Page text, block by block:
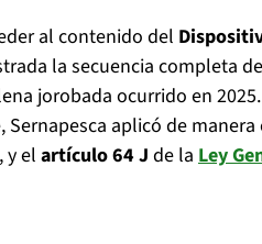
al contenido del
la secuencia completa
jorobada ocurrido en
aplicó de manera
y el artículo 64 J de la Ley